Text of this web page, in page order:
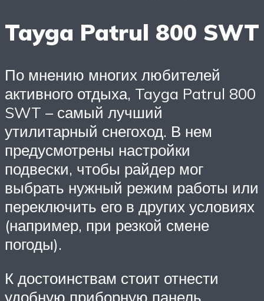
Tayga Patrul 800 SWT
По мнению многих любителей
активного отдыха, Tayga Patrul 800
SWT – самый лучший
утилитарный снегоход. В нем
предусмотрены настройки
подвески, чтобы райдер мог
выбрать нужный режим работы или
переключить его в других условиях
(например, при резкой смене
погоды).
К достоинствам стоит отнести
удобную приборную панель,